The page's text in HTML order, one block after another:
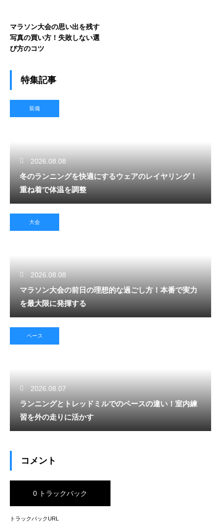
マラソン大会の思い出を残す
写真の買い方！失敗しない選
び方のコツ
特集記事
装備
2026.08.08
冬のランニングを快適にするウェアのレイヤリング！
重ね着で体温を調整
大会
2026.08.08
マラソン大会の前日の理想的な過ごし方！本番で実力
を最大限に発揮する
ペース
2026.08.07
ランニングとトレッドミルでのペースの違い！室内練
習を外の走りに活かす
コメント
0 トラックバック
トラックバックURL